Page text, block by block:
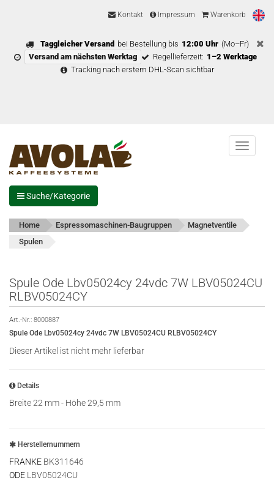
Kontakt Impressum Warenkorb
Taggleicher Versand bei Bestellung bis 12:00 Uhr (Mo–Fr)
Versand am nächsten Werktag
Regellieferzeit: 1–2 Werktage
Tracking nach erstem DHL-Scan sichtbar
Menu
Suche/Kategorie
Home Espressomaschinen-Baugruppen
Magnetventile
Spulen
Spule Ode Lbv05024cy 24vdc 7W LBV05024CU
RLBV05024CY
Art.-Nr.: 8000887
Spule Ode Lbv05024cy 24vdc 7W LBV05024CU RLBV05024CY
Dieser Artikel ist nicht mehr lieferbar
Details
Breite 22 mm - Höhe 29,5 mm
Herstellernummern
FRANKE BK311646
ODE LBV05024CU